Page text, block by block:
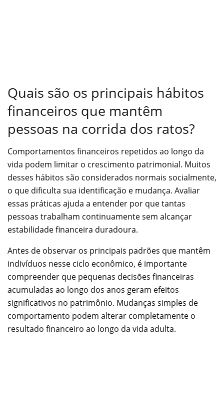
Quais são os principais hábitos
financeiros que mantêm
pessoas na corrida dos ratos?
Comportamentos financeiros repetidos ao longo da
vida podem limitar o crescimento patrimonial. Muitos
desses hábitos são considerados normais socialmente,
o que dificulta sua identificação e mudança. Avaliar
essas práticas ajuda a entender por que tantas
pessoas trabalham continuamente sem alcançar
estabilidade financeira duradoura.
Antes de observar os principais padrões que mantêm
indivíduos nesse ciclo econômico, é importante
compreender que pequenas decisões financeiras
acumuladas ao longo dos anos geram efeitos
significativos no patrimônio. Mudanças simples de
comportamento podem alterar completamente o
resultado financeiro ao longo da vida adulta.